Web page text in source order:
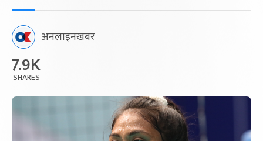
अनलाइनखबर
7.9K
SHARES